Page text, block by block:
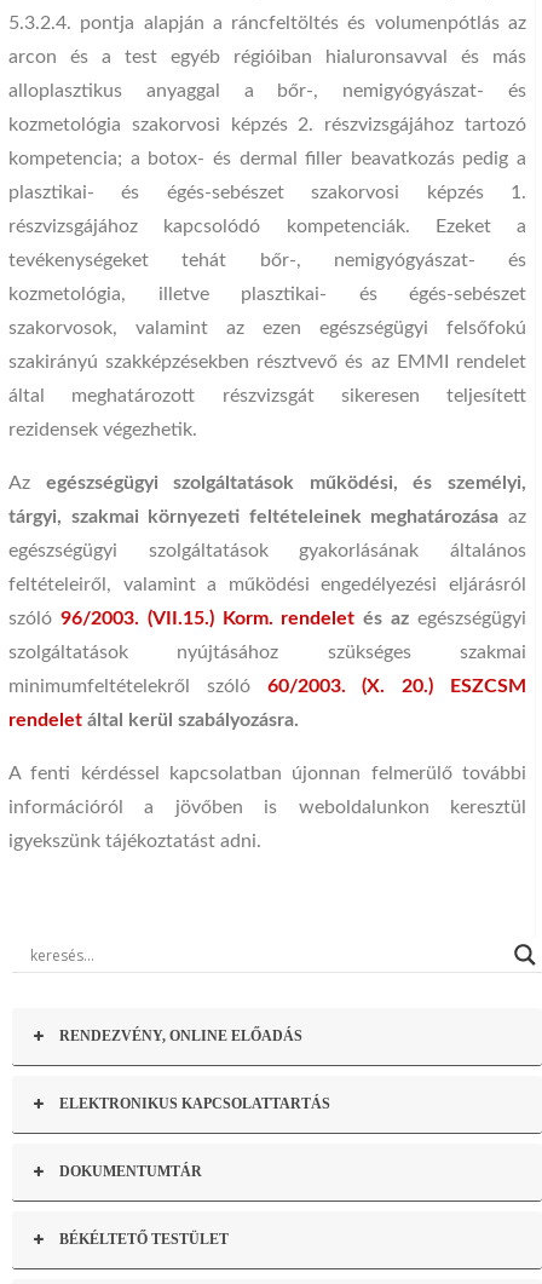
5.3.2.4. pontja alapján a ráncfeltöltés és volumenpótlás az
arcon és a test egyéb régióiban hialuronsavval és más
alloplasztikus anyaggal a bőr-, nemigyógyászat- és
kozmetológia szakorvosi képzés 2. részvizsgájához tartozó
kompetencia; a botox- és dermal filler beavatkozás pedig a
plasztikai- és égés-sebészet szakorvosi képzés 1.
részvizsgájához kapcsolódó kompetenciák. Ezeket a
tevékenységeket tehát bőr-, nemigyógyászat- és
kozmetológia, illetve plasztikai- és égés-sebészet
szakorvosok, valamint az ezen egészségügyi felsőfokú
szakirányú szakképzésekben résztvevő és az EMMI rendelet
által meghatározott részvizsgát sikeresen teljesített
rezidensek végezhetik.
Az egészségügyi szolgáltatások működési, és személyi,
tárgyi, szakmai környezeti feltételeinek meghatározása az
egészségügyi szolgáltatások gyakorlásának általános
feltételeiről, valamint a működési engedélyezési eljárásról
szóló 96/2003. (VII.15.) Korm. rendelet és az egészségügyi
szolgáltatások nyújtásához szükséges szakmai
minimumfeltételekről szóló 60/2003. (X. 20.) ESZCSM
rendelet által kerül szabályozásra.
A fenti kérdéssel kapcsolatban újonnan felmerülő további
információról a jövőben is weboldalunkon keresztül
igyekszünk tájékoztatást adni.
RENDEZVÉNY, ONLINE ELŐADÁS
ELEKTRONIKUS KAPCSOLATTARTÁS
DOKUMENTUMTÁR
BÉKÉLTETŐ TESTÜLET